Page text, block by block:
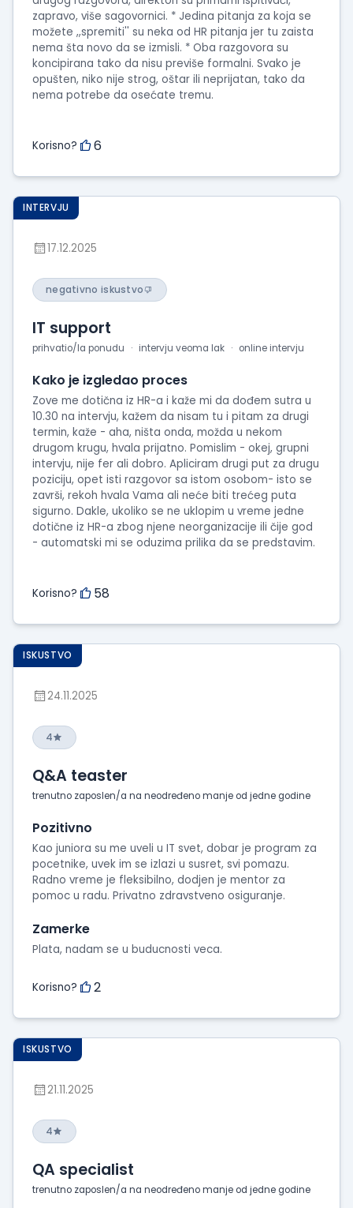
zapravo, više sagovornici. * Jedina pitanja za koja se
možete ,,spremiti'' su neka od HR pitanja jer tu zaista
nema šta novo da se izmisli. * Oba razgovora su
koncipirana tako da nisu previše formalni. Svako je
opušten, niko nije strog, oštar ili neprijatan, tako da
nema potrebe da osećate tremu.
Korisno? 6
INTERVJU
17.12.2025
negativno iskustvo
IT support
prihvatio/la ponudu intervju veoma lak online intervju
Kako je izgledao proces
Zove me dotična iz HR-a i kaže mi da dođem sutra u
10.30 na intervju, kažem da nisam tu i pitam za drugi
termin, kaže - aha, ništa onda, možda u nekom
drugom krugu, hvala prijatno. Pomislim - okej, grupni
intervju, nije fer ali dobro. Apliciram drugi put za drugu
poziciju, opet isti razgovor sa istom osobom- isto se
završi, rekoh hvala Vama ali neće biti trećeg puta
sigurno. Dakle, ukoliko se ne uklopim u vreme jedne
dotične iz HR-a zbog njene neorganizacije ili čije god
- automatski mi se oduzima prilika da se predstavim.
Korisno? 58
ISKUSTVO
24.11.2025
4
Q&A teaster
trenutno zaposlen/a na neodređeno manje od jedne godine
Pozitivno
Kao juniora su me uveli u IT svet, dobar je program za
pocetnike, uvek im se izlazi u susret, svi pomazu.
Radno vreme je fleksibilno, dodjen je mentor za
pomoc u radu. Privatno zdravstveno osiguranje.
Zamerke
Plata, nadam se u buducnosti veca.
Korisno? 2
ISKUSTVO
21.11.2025
4
QA specialist
trenutno zaposlen/a na neodređeno manje od jedne godine